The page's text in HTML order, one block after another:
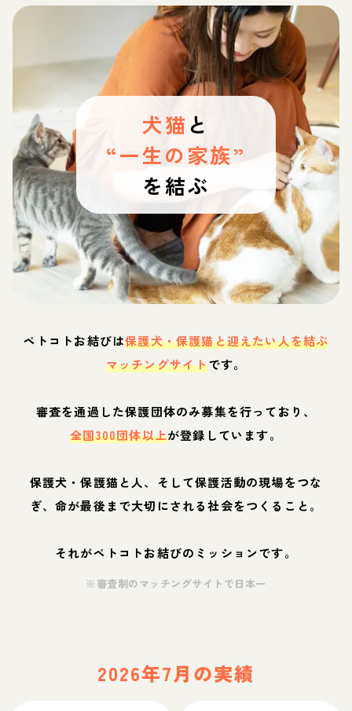
犬猫 と
“一生の家族”
を結ぶ
ペトコトお結びは保護犬・保護猫と迎えたい人を結ぶ
マッチングサイトです。
審査を通過した保護団体のみ募集を行っており、
全国300団体以上が登録しています。
保護犬・保護猫と人、そして保護活動の現場をつな
ぎ、命が最後まで大切にされる社会をつくること。
それがペトコトお結びのミッションです。
※審査制のマッチングサイトで日本一
2026年7月の実績